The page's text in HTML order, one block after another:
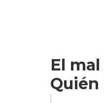
El
Quién